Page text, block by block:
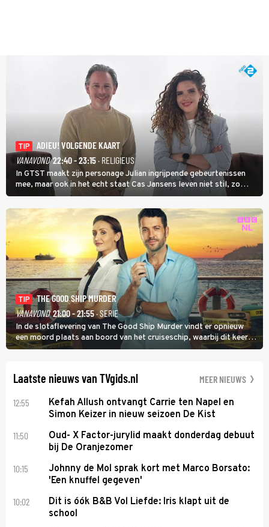
TIP
ADIEU! VOLGENDE KAART
VANAVOND 22:40 - 23:15· RELIGIEUS
In GTST maakt zijn personage Julian ingrijpende gebeurtenissen
mee, maar ook in het echt staat Cas Jansens leven niet stil, zo
vertelt hij in Adieu! Volgende Kaart.
TIP
THE GOOD SHIP MURDER
VANAVOND 21:00 - 21:55· SERIE
In de slotaflevering van The Good Ship Murder vindt er opnieuw
een moord plaats aan boord van het cruiseschip, waarbij dit keer
een bemanningslid het slachtoffer is en kapitein Marlowe de dader
Laatste nieuws van TVgids.nl MEER NIEUWS
12:55
Kefah Allush ontvangt Carrie ten Napel en
Simon Keizer in nieuw seizoen De Kist
11:50
Oud- X Factor-jurylid maakt donderdag debuut
bij De Oranjezomer
10:15
Johnny de Mol sprak kort met Marco Borsato:
'Een knuffel gegeven'
10:02
Dit is óók B&B Vol Liefde: Iris klapt uit de
school